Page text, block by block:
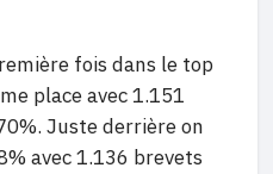
fois dans le top
place avec 1.151
Juste derrière on
avec 1.136 brevets